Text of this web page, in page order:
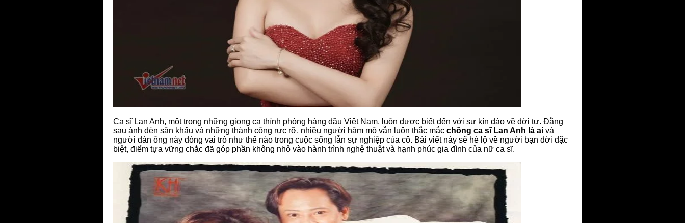
Ca sĩ Lan Anh, một trong những giọng ca thính phòng hàng đầu Việt Nam, luôn được biết đến với sự kín đáo về đời tư. Đằng
sau ánh đèn sân khấu và những thành công rực rỡ, nhiều người hâm mộ vẫn luôn thắc mắc chồng ca sĩ Lan Anh là ai và
người đàn ông này đóng vai trò như thế nào trong cuộc sống lẫn sự nghiệp của cô. Bài viết này sẽ hé lộ về người bạn đời đặc
biệt, điểm tựa vững chắc đã góp phần không nhỏ vào hành trình nghệ thuật và hạnh phúc gia đình của nữ ca sĩ.